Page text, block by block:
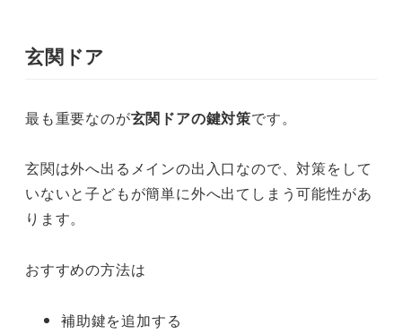
玄関ドア
最も重要なのが玄関ドアの鍵対策です。
玄関は外へ出るメインの出入口なので、対策をして
いないと子どもが簡単に外へ出てしまう可能性があ
ります。
おすすめの方法は
補助鍵を追加する